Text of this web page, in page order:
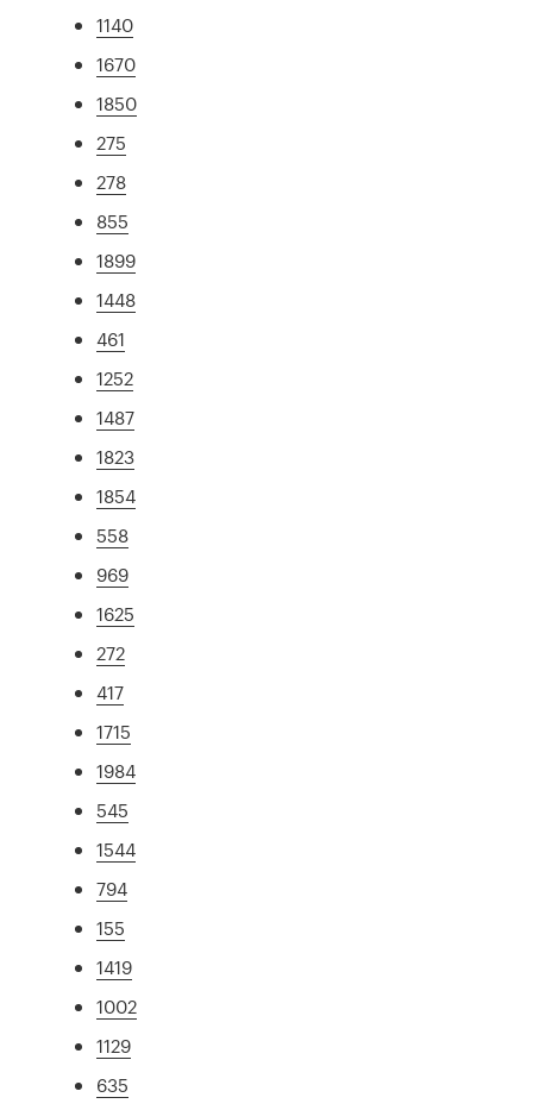
1140
1670
1850
275
278
855
1899
1448
461
1252
1487
1823
1854
558
969
1625
272
417
1715
1984
545
1544
794
155
1419
1002
1129
635